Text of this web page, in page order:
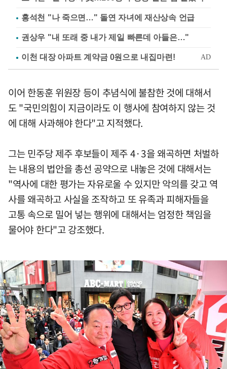
홍석천 "나 죽으면…" 돌연 자녀에 재산상속 언급
권상우 "내 또래 중 내가 제일 빠른데 아들은…"
이어 한동훈 위원장 등이 추념식에 불참한 것에 대해서
도 "국민의힘이 지금이라도 이 행사에 참여하지 않는 것
에 대해 사과해야 한다"고 지적했다.
그는 민주당 제주 후보들이 제주 4·3을 왜곡하면 처벌하
는 내용의 법안을 총선 공약으로 내놓은 것에 대해서는
"역사에 대한 평가는 자유로울 수 있지만 악의를 갖고 역
사를 왜곡하고 사실을 조작하고 또 유족과 피해자들을
고통 속으로 밀어 넣는 행위에 대해서는 엄정한 책임을
물어야 한다"고 강조했다.